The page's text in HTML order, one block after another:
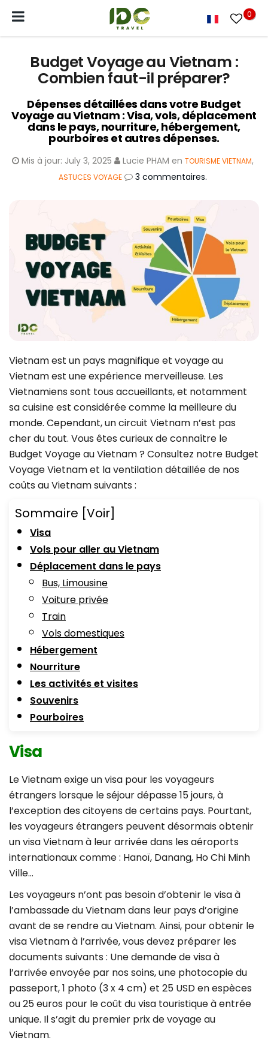
0
Budget Voyage au Vietnam :
Combien faut-il préparer?
Dépenses détaillées dans votre Budget
Voyage au Vietnam : Visa, vols, déplacement
dans le pays, nourriture, hébergement,
pourboires et autres dépenses.
Mis à jour: July 3, 2025 Lucie PHAM en TOURISME VIETNAM,
ASTUCES VOYAGE 3 commentaires.
Vietnam est un pays magnifique et voyage au
Vietnam est une expérience merveilleuse. Les
Vietnamiens sont tous accueillants, et notamment
sa cuisine est considérée comme la meilleure du
monde. Cependant, un circuit Vietnam n’est pas
cher du tout. Vous êtes curieux de connaître le
Budget Voyage au Vietnam ? Consultez notre Budget
Voyage Vietnam et la ventilation détaillée de nos
coûts au Vietnam suivants :
Sommaire [Voir]
Visa
Vols pour aller au Vietnam
Déplacement dans le pays
Bus, Limousine
Voiture privée
Train
Vols domestiques
Hébergement
Nourriture
Les activités et visites
Souvenirs
Pourboires
Visa
Le Vietnam exige un visa pour les voyageurs
étrangers lorsque le séjour dépasse 15 jours, à
l’exception des citoyens de certains pays. Pourtant,
les voyageurs étrangers peuvent désormais obtenir
un visa Vietnam à leur arrivée dans les aéroports
internationaux comme : Hanoï, Danang, Ho Chi Minh
Ville…
Les voyageurs n’ont pas besoin d’obtenir le visa à
l’ambassade du Vietnam dans leur pays d’origine
avant de se rendre au Vietnam. Ainsi, pour obtenir le
visa Vietnam à l’arrivée, vous devez préparer les
documents suivants : Une demande de visa à
l’arrivée envoyée par nos soins, une photocopie du
passeport, 1 photo (3 x 4 cm) et 25 USD en espèces
ou 25 euros pour le coût du visa touristique à entrée
unique. Il s’agit du premier prix de voyage au
Vietnam.